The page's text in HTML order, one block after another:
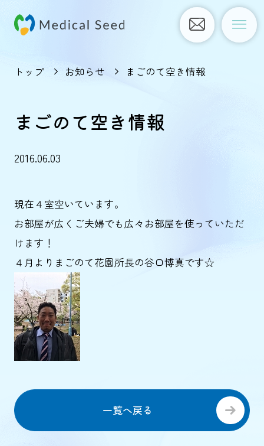
トップ お知らせ まごのて空き情報
まごのて空き情報
2016.06.03
現在４室空いています。
お部屋が広くご夫婦でも広々お部屋を使っていただ
けます！
４月よりまごのて花園所長の谷口博真です☆
一覧へ戻る